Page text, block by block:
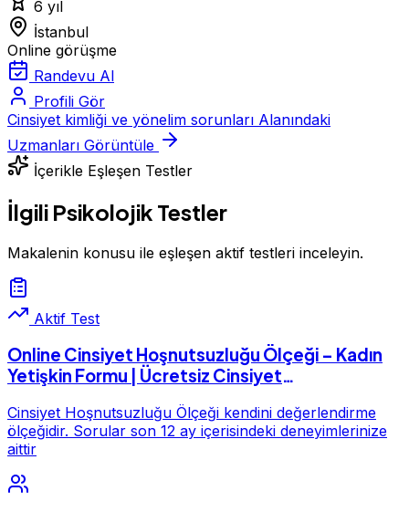
6 yıl
İstanbul
Online görüşme
Randevu Al
Profili Gör
Cinsiyet kimliği ve yönelim sorunları Alanındaki
Uzmanları Görüntüle
İçerikle Eşleşen Testler
İlgili Psikolojik Testler
Makalenin konusu ile eşleşen aktif testleri inceleyin.
Aktif Test
Online Cinsiyet Hoşnutsuzluğu Ölçeği – Kadın
Yetişkin Formu | Ücretsiz Cinsiyet
Cinsiyet Hoşnutsuzluğu Ölçeği kendini değerlendirme
ölçeğidir. Sorular son 12 ay içerisindeki deneyimlerinize
aittir